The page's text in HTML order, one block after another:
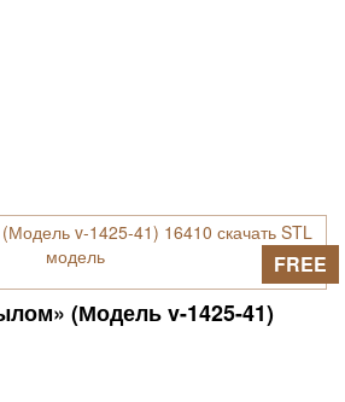
(Модель v-1425-41)
FREE